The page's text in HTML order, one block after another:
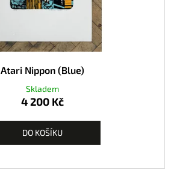
Atari Nippon (Blue)
Skladem
4 200 Kč
DO KOŠÍKU